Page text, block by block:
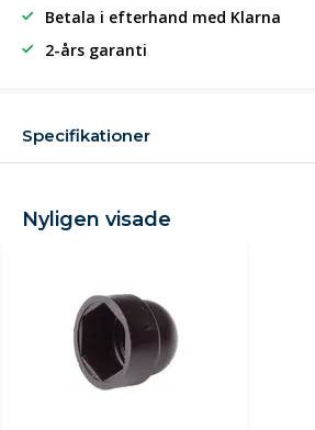
Betala i efterhand med Klarna
2-års garanti
Specifikationer
Nyligen visade